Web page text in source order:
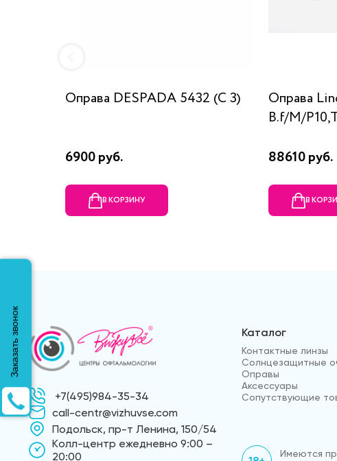
Оправа DESPADA 5432 (C 3)
6900 руб.
В КОРЗИНУ
Оправа
B.f/M/
88610 руб.
В
+7(495)984-35-34
call-centr@vizhuvse.com
Подольск, пр-т Ленина, 150/54
Kолл-центр ежедневно 9:00 –
20:00
Каталог
Контактные линзы
Солнцезащитные
Оправы
Аксессуары
Сопутствующие
Имеются
Заказать звонок